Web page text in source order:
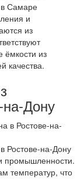
в Самаре
и
из
ёмкости из
качества.
Дону
Ростове-на-Дону
промышленности.
температур, что